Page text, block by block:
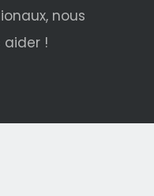
nous
aider !